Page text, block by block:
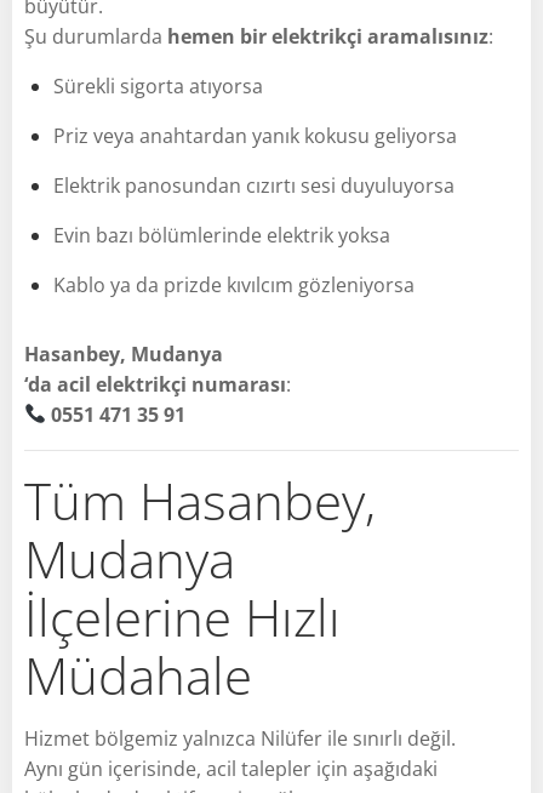
büyütür.
Şu durumlarda hemen bir elektrikçi aramalısınız:
Sürekli sigorta atıyorsa
Priz veya anahtardan yanık kokusu geliyorsa
Elektrik panosundan cızırtı sesi duyuluyorsa
Evin bazı bölümlerinde elektrik yoksa
Kablo ya da prizde kıvılcım gözleniyorsa
Hasanbey, Mudanya
‘da acil elektrikçi numarası:
0551 471 35 91
Tüm Hasanbey,
Mudanya
İlçelerine Hızlı
Müdahale
Hizmet bölgemiz yalnızca Nilüfer ile sınırlı değil.
Aynı gün içerisinde, acil talepler için aşağıdaki